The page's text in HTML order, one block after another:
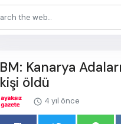
BM: Kanarya
kişi öldü
4 yıl önce